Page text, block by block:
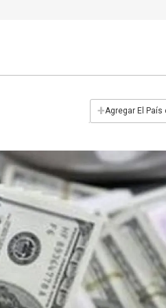
+Agregar El País